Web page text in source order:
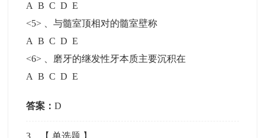
A B C D E
<5> 、与髓室顶相对的髓室壁称
A B C D E
<6> 、磨牙的继发性牙本质主要沉积在
A B C D E
答案：D
3 、【单选题 】